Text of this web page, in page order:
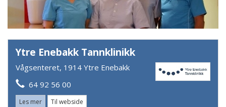
Ytre Enebakk Tannklinikk
Vågsenteret, 1914 Ytre Enebakk
64 92 56 00
Les mer Til webside